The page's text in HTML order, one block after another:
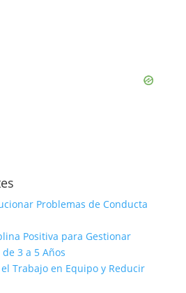
Problemas de Conducta
Positiva para Gestionar
3 a 5 Años
Trabajo en Equipo y Reducir